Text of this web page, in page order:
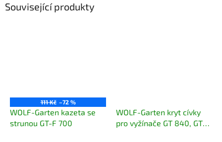
Související produkty
111 Kč –72 %
WOLF-Garten kazeta se
strunou GT-F 700
WOLF-Garten kryt cívky
pro vyžínače GT 840, GT